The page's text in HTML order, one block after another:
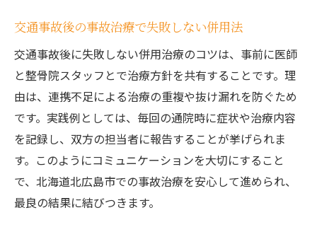
交通事故後の事故治療で失敗しない併用法
交通事故後に失敗しない併用治療のコツは、事前に医師
と整骨院スタッフとで治療方針を共有することです。理
由は、連携不足による治療の重複や抜け漏れを防ぐため
です。実践例としては、毎回の通院時に症状や治療内容
を記録し、双方の担当者に報告することが挙げられま
す。このようにコミュニケーションを大切にすること
で、北海道北広島市での事故治療を安心して進められ、
最良の結果に結びつきます。